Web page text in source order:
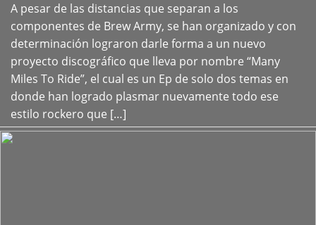
A pesar de las distancias que separan a los
componentes de Brew Army, se han organizado y con
determinación lograron darle forma a un nuevo
proyecto discográfico que lleva por nombre “Many
Miles To Ride”, el cual es un Ep de solo dos temas en
donde han logrado plasmar nuevamente todo ese
estilo rockero que […]
+